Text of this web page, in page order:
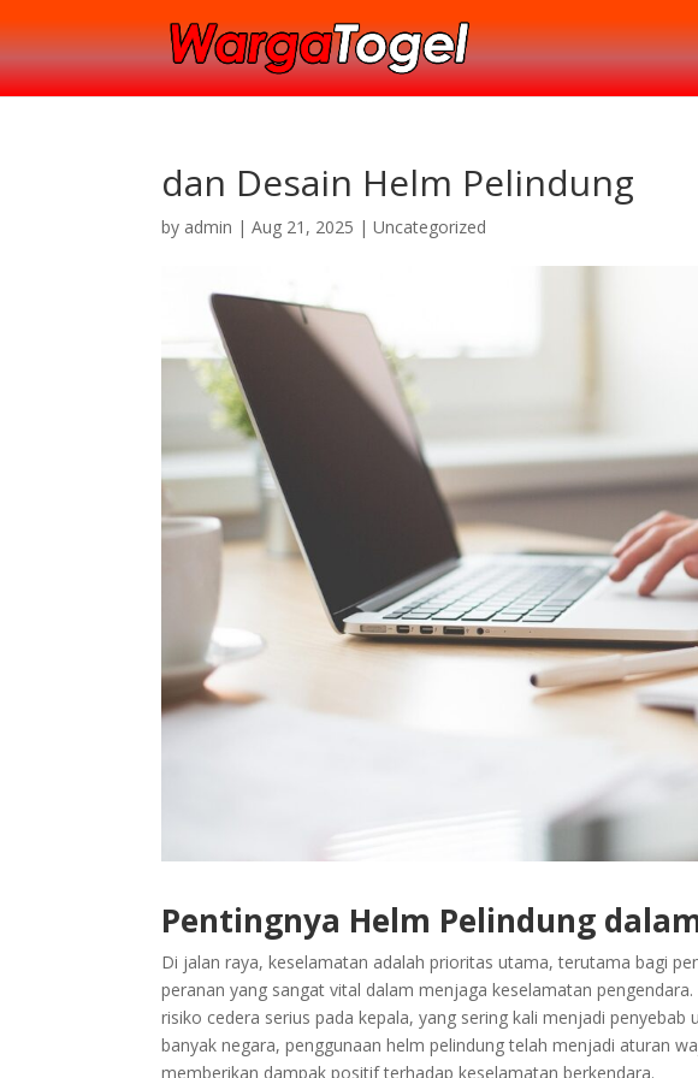
dan Desain Helm Pelindung
by admin |Aug 21, 2025 |Uncategorized
Pentingnya Helm Pelindung
Di jalan raya, keselamatan adalah prioritas utama, terutama bagi
peranan yang sangat vital dalam menjaga keselamatan
risiko cedera serius pada kepala, yang sering kali menjadi
banyak negara, penggunaan helm pelindung telah menjadi aturan
memberikan dampak positif terhadap keselamatan berkendara.